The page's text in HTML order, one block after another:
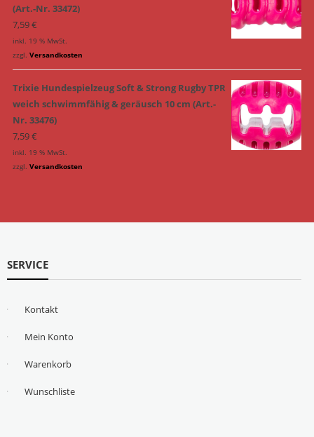
(Art.-Nr. 33472)
7,59€
inkl. 19 % MwSt.
zzgl. Versandkosten
Trixie Hundespielzeug Soft & Strong Rugby TPR
weich schwimmfähig & geräusch 10 cm (Art.-
Nr. 33476)
7,59€
inkl. 19 % MwSt.
zzgl. Versandkosten
SERVICE
Kontakt
Mein Konto
Warenkorb
Wunschliste